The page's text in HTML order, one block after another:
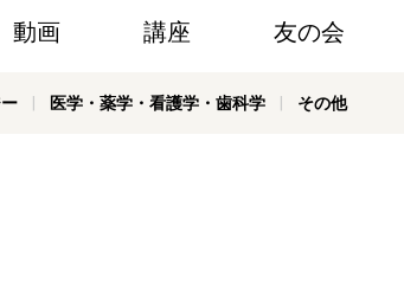
動画 講座 友の会
医学・薬学・看護学・歯科学 その他